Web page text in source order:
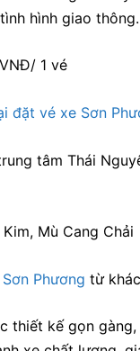
hình giao thông.
1 vé
đặt vé xe Sơn
tâm Thái
Mù Cang Chải
Phương từ
thiết kế gọn